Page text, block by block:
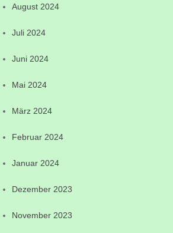
August 2024
Juli 2024
Juni 2024
Mai 2024
März 2024
Februar 2024
Januar 2024
Dezember 2023
November 2023